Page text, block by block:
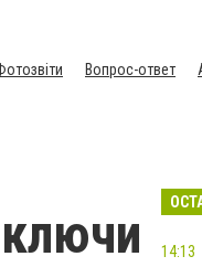
Вопрос-ответ
14:13